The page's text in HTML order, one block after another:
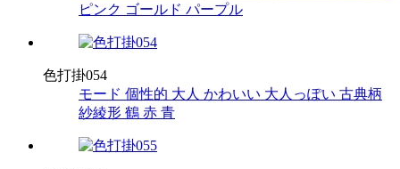
ピンク ゴールド パープル
色打掛054
モード 個性的 大人 かわいい 大人っぽい 古典柄
紗綾形 鶴 赤 青